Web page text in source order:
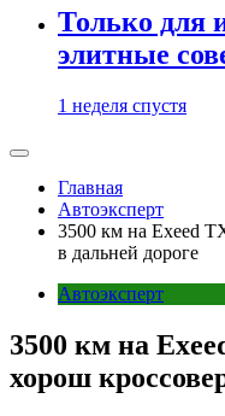
Только для
элитные
1 неделя спустя
Главная
Автоэксперт
3500 км на Exeed
в дальней дороге
Автоэксперт
3500 км на
хорош